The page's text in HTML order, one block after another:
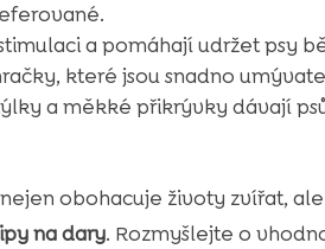
a pomáhají udržet psy
které jsou snadno
a měkké přikrývky dávají
obohacuje životy zvířat,
na dary. Rozmyšlejte o